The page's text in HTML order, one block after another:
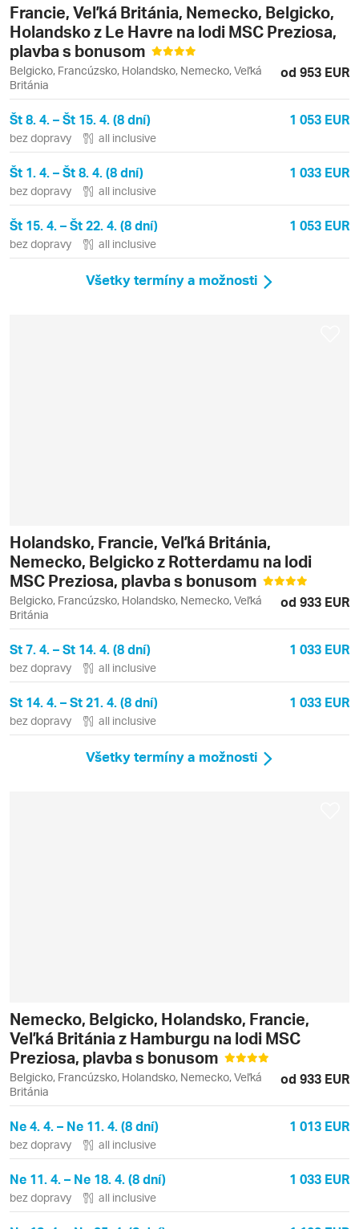
Francie, Veľká Británia, Nemecko, Belgicko,
Holandsko z Le Havre na lodi MSC Preziosa,
plavba s bonusom
Belgicko, Francúzsko, Holandsko, Nemecko, Veľká
Británia
od 953 EUR
Št 8. 4. – Št 15. 4. (8 dní) 1 053 EUR
bez dopravy all inclusive
Št 1. 4. – Št 8. 4. (8 dní) 1 033 EUR
bez dopravy all inclusive
Št 15. 4. – Št 22. 4. (8 dní) 1 053 EUR
bez dopravy all inclusive
Všetky termíny a možnosti
Holandsko, Francie, Veľká Británia,
Nemecko, Belgicko z Rotterdamu na lodi
MSC Preziosa, plavba s bonusom
Belgicko, Francúzsko, Holandsko, Nemecko, Veľká
Británia
od 933 EUR
St 7. 4. – St 14. 4. (8 dní) 1 033 EUR
bez dopravy all inclusive
St 14. 4. – St 21. 4. (8 dní) 1 033 EUR
bez dopravy all inclusive
Všetky termíny a možnosti
Nemecko, Belgicko, Holandsko, Francie,
Veľká Británia z Hamburgu na lodi MSC
Preziosa, plavba s bonusom
Belgicko, Francúzsko, Holandsko, Nemecko, Veľká
Británia
od 933 EUR
Ne 4. 4. – Ne 11. 4. (8 dní) 1 013 EUR
bez dopravy all inclusive
Ne 11. 4. – Ne 18. 4. (8 dní) 1 033 EUR
bez dopravy all inclusive